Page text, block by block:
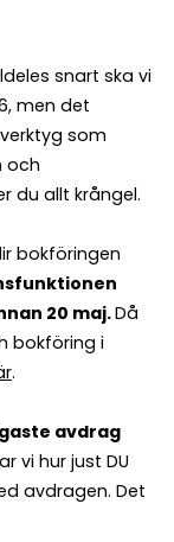
snart ska vi
men det
som
och
du allt krångel.
bokföringen
20 maj.Då
bokföring i
.
avdrag
vi hur just DU
avdragen. Det